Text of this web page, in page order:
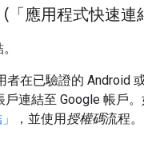
「應用程式快速連
者在已驗證的 Android
戶連結至 Google 帳戶
，並使用授權碼流程。